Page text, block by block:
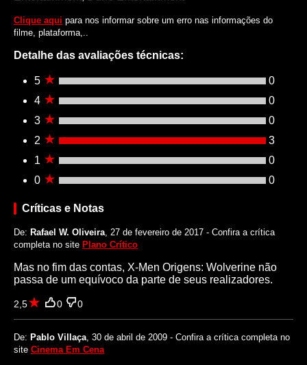
Clique aqui para nos informar sobre um erro nas informações do
filme, plataforma,..
Detalhe das avaliações técnicas:
5
0
4
0
3
0
2
3
1
0
0
0
Críticas e Notas
De: Rafael W. Oliveira , 27 de fevereiro de 2017 - Confira a crítica
completa no site Plano Crítico
Mas no fim das contas, X-Men Origens: Wolverine não
passa de um equívoco da parte de seus realizadores.
2,5 0 0
De: Pablo Villaça , 30 de abril de 2009 - Confira a crítica completa no
site Cinema Em Cena